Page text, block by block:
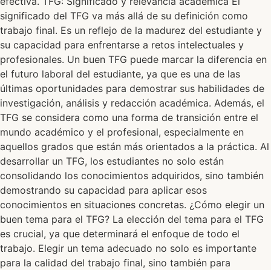
significado del TFG va más allá de su definición como
trabajo final. Es un reflejo de la madurez del estudiante y
su capacidad para enfrentarse a retos intelectuales y
profesionales. Un buen TFG puede marcar la diferencia en
el futuro laboral del estudiante, ya que es una de las
últimas oportunidades para demostrar sus habilidades de
investigación, análisis y redacción académica. Además, el
TFG se considera como una forma de transición entre el
mundo académico y el profesional, especialmente en
aquellos grados que están más orientados a la práctica. Al
desarrollar un TFG, los estudiantes no solo están
consolidando los conocimientos adquiridos, sino también
demostrando su capacidad para aplicar esos
conocimientos en situaciones concretas. ¿Cómo elegir un
buen tema para el TFG? La elección del tema para el TFG
es crucial, ya que determinará el enfoque de todo el
trabajo. Elegir un tema adecuado no solo es importante
para la calidad del trabajo final, sino también para